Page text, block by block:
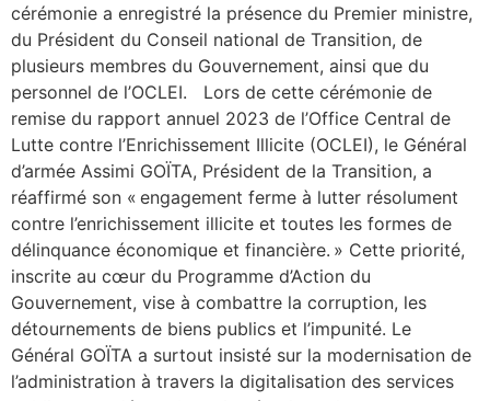
cérémonie a enregistré la présence du Premier ministre,
du Président du Conseil national de Transition, de
plusieurs membres du Gouvernement, ainsi que du
personnel de l’OCLEI. Lors de cette cérémonie de
remise du rapport annuel 2023 de l’Office Central de
Lutte contre l’Enrichissement Illicite (OCLEI), le Général
d’armée Assimi GOÏTA, Président de la Transition, a
réaffirmé son « engagement ferme à lutter résolument
contre l’enrichissement illicite et toutes les formes de
délinquance économique et financière. » Cette priorité,
inscrite au cœur du Programme d’Action du
Gouvernement, vise à combattre la corruption, les
détournements de biens publics et l’impunité. Le
Général GOÏTA a surtout insisté sur la modernisation de
l’administration à travers la digitalisation des services